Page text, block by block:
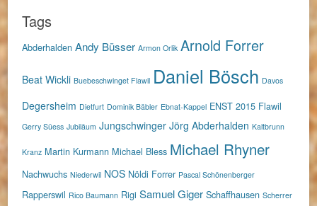
Tags
Abderhalden Andy Büsser Armon Orlik Arnold Forrer
Beat Wickli Buebeschwinget Flawil Daniel Bösch Davos
Degersheim Dietfurt Dominik Bäbler Ebnat-Kappel ENST 2015 Flawil
Gerry Süess Jubiläum Jungschwinger Jörg Abderhalden Kaltbrunn
Kranz Martin Kurmann Michael Bless Michael Rhyner
Nachwuchs Niederwil NOS Nöldi Forrer Pascal Schönenberger
Rapperswil Rico Baumann Rigi Samuel Giger Schaffhausen Scherrer